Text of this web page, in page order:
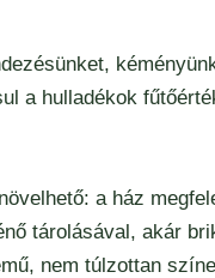
a hulladékok
a ház
tárolásával, akár
nem túlzottan